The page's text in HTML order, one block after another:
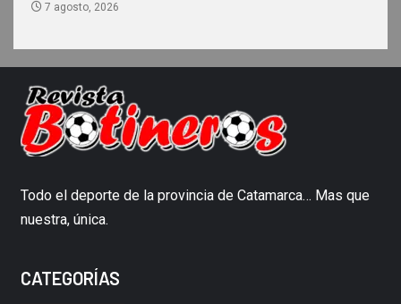
7 agosto, 2026
Todo el deporte de la provincia de Catamarca… Mas que
nuestra, única.
CATEGORÍAS